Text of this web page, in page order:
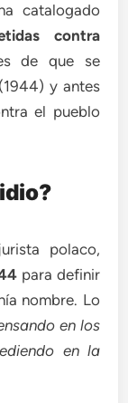
catalogado
contra
de que se
y antes
el pueblo
polaco,
para definir
nombre. Lo
en los
en la